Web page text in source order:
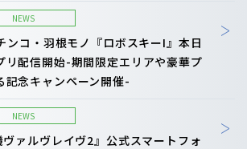
NEWS
ンコ・羽根モノ『ロボスキーI』本日
リ配信開始-期間限定エリアや豪華プ
記念キャンペーン開催-
NEWS
ヴァルヴレイヴ2』公式スマートフォ